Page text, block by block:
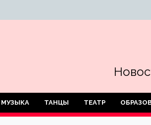
МУЗЫКА ТАНЦЫ ТЕАТР